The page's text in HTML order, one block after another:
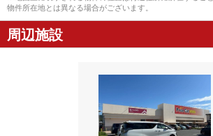
物件所在地とは異なる場合がございます。
周辺施設